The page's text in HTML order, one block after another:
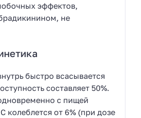
эффектов,
не
быстро всасывается
составляет 50%.
с пищей
колеблется от 6% (при дозе